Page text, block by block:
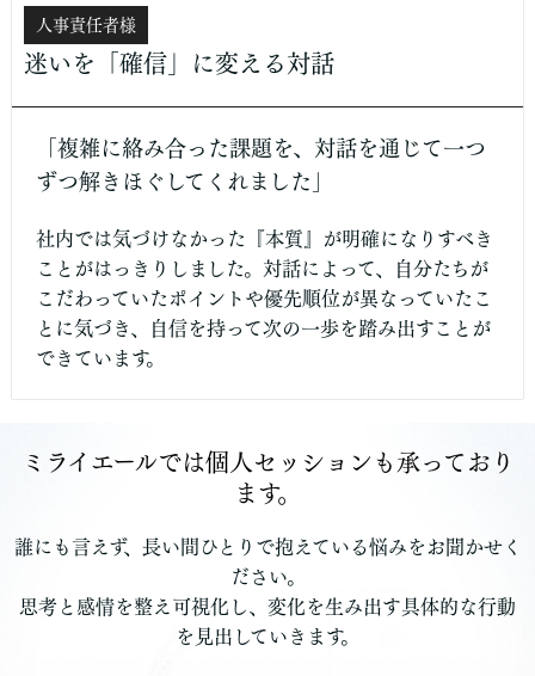
人事責任者様
迷いを「確信」に変える対話
「複雑に絡み合った課題を、対話を通じて一つ
ずつ解きほぐしてくれました」
社内では気づけなかった『本質』が明確になりすべき
ことがはっきりしました。対話によって、自分たちが
こだわっていたポイントや優先順位が異なっていたこ
とに気づき、自信を持って次の一歩を踏み出すことが
できています。
ミライエールでは個人セッションも承っており
ます。
誰にも言えず、長い間ひとりで抱えている悩みをお聞かせく
ださい。
思考と感情を整え可視化し、変化を生み出す具体的な行動
を見出していきます。